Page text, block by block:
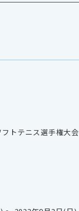
トテニス選手権大会